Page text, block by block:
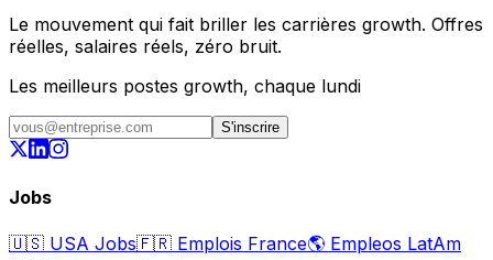
Le mouvement qui fait briller les carrières growth. Offres
réelles, salaires réels, zéro bruit.
Les meilleurs postes growth, chaque lundi
S'inscrire
Jobs
🇺🇸 USA Jobs🇫🇷 Emplois France🌎 Empleos LatAm